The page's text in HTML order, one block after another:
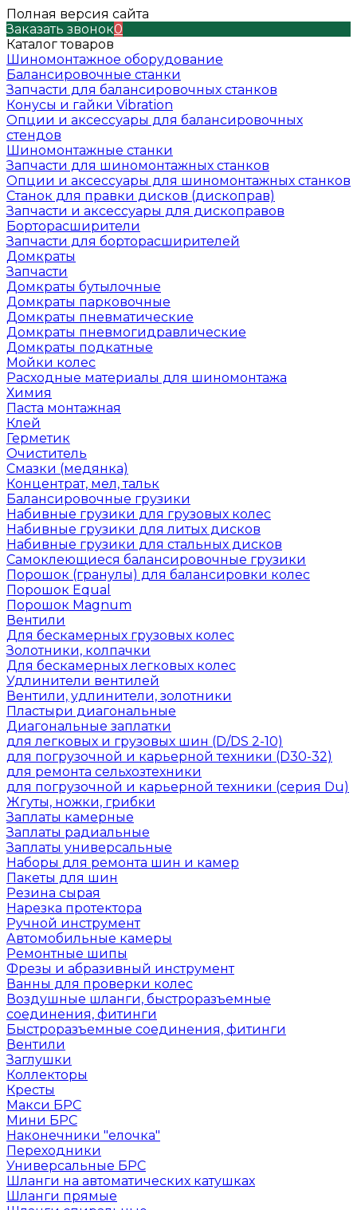
Полная версия сайта
Заказать звонок0
Каталог товаров
Шиномонтажное оборудование
Балансировочные станки
Запчасти для балансировочных станков
Конусы и гайки Vibration
Опции и аксессуары для балансировочных
стендов
Шиномонтажные станки
Запчасти для шиномонтажных станков
Опции и аксессуары для шиномонтажных станков
Станок для правки дисков (дископрав)
Запчасти и аксессуары для дископравов
Борторасширители
Запчасти для борторасширителей
Домкраты
Запчасти
Домкраты бутылочные
Домкраты парковочные
Домкраты пневматические
Домкраты пневмогидравлические
Домкраты подкатные
Мойки колес
Расходные материалы для шиномонтажа
Химия
Паста монтажная
Клей
Герметик
Очиститель
Смазки (медянка)
Концентрат, мел, тальк
Балансировочные грузики
Набивные грузики для грузовых колес
Набивные грузики для литых дисков
Набивные грузики для стальных дисков
Самоклеющиеся балансировочные грузики
Порошок (гранулы) для балансировки колес
Порошок Equal
Порошок Magnum
Вентили
Для бескамерных грузовых колес
Золотники, колпачки
Для бескамерных легковых колес
Удлинители вентилей
Вентили, удлинители, золотники
Пластыри диагональные
Диагональные заплатки
для легковых и грузовых шин (D/DS 2-10)
для погрузочной и карьерной техники (D30-32)
для ремонта сельхозтехники
для погрузочной и карьерной техники (серия Du)
Жгуты, ножки, грибки
Заплаты камерные
Заплаты радиальные
Заплаты универсальные
Наборы для ремонта шин и камер
Пакеты для шин
Резина сырая
Нарезка протектора
Ручной инструмент
Автомобильные камеры
Ремонтные шипы
Фрезы и абразивный инструмент
Ванны для проверки колес
Воздушные шланги, быстроразъемные
соединения, фитинги
Быстроразъемные соединения, фитинги
Вентили
Заглушки
Коллекторы
Кресты
Макси БРС
Мини БРС
Наконечники "елочка"
Переходники
Универсальные БРС
Шланги на автоматических катушках
Шланги прямые